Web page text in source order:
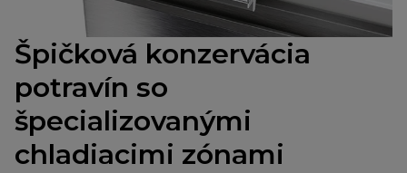
Špičková konzervácia
potravín so
špecializovanými
chladiacimi zónami